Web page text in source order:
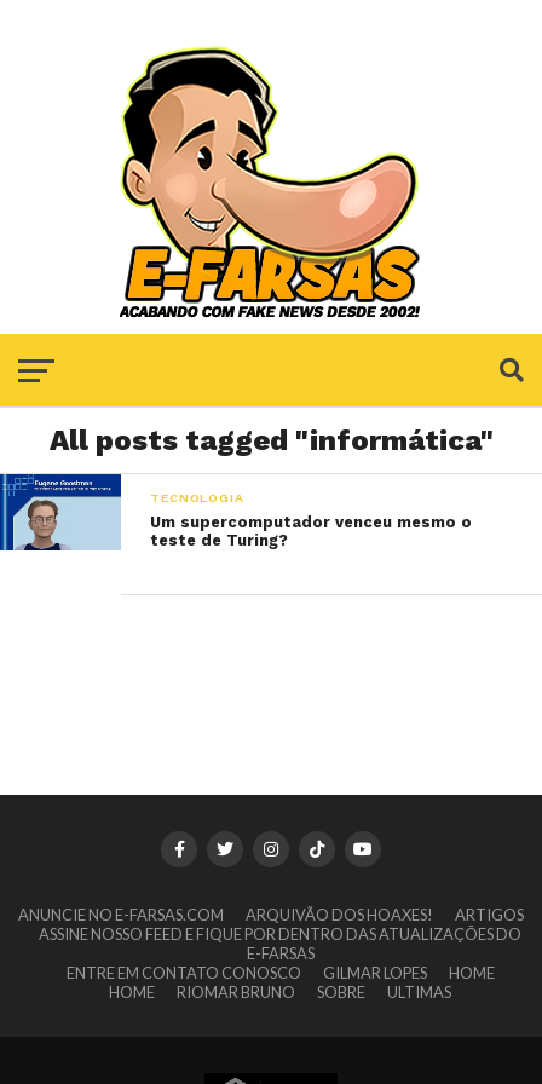
All posts tagged "informática"
TECNOLOGIA
Um supercomputador venceu mesmo o
teste de Turing?
ANUNCIE NO E-FARSAS.COM ARQUIVÃO DOS HOAXES!
ARTIGOS
ASSINE NOSSO FEED E FIQUE POR DENTRO DAS ATUALIZAÇÕES DO
E-FARSAS
ENTRE EM CONTATO CONOSCO
GILMAR LOPES
HOME
HOME
RIOMAR BRUNO SOBRE ULTIMAS